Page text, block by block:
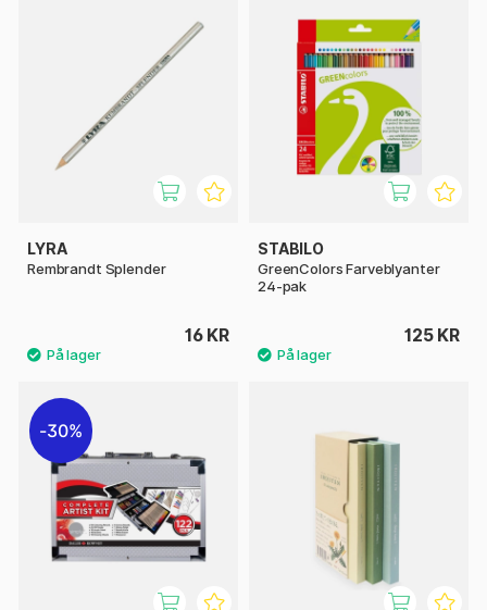
LYRA
Rembrandt Splender
16 KR
STABILO
GreenColors Farveblyanter
24-pak
125 KR
30%